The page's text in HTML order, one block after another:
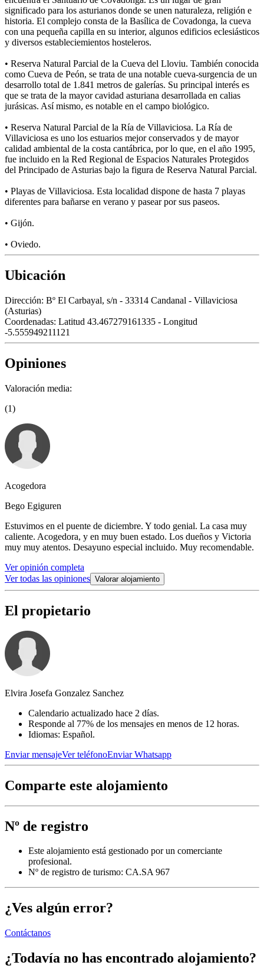
significado para los asturianos donde se unen naturaleza, religión e
historia. El complejo consta de la Basílica de Covadonga, la cueva
con una pequeña capilla en su interior, algunos edificios eclesiásticos
y diversos estableciemientos hosteleros.
• Reserva Natural Parcial de la Cueva del Lloviu. También conocida
como Cueva de Peón, se trata de una notable cueva-surgencia de un
desarrollo total de 1.841 metros de galerías. Su principal interés es
que se trata de la mayor cavidad asturiana desarrollada en calias
jurásicas. Así mismo, es notable en el campo biológico.
• Reserva Natural Parcial de la Ría de Villaviciosa. La Ría de
Villaviciosa es uno los estuarios mejor conservados y de mayor
calidad ambiental de la costa cantábrica, por lo que, en el año 1995,
fue incluido en la Red Regional de Espacios Naturales Protegidos
del Principado de Asturias bajo la figura de Reserva Natural Parcial.
• Playas de Villaviciosa. Esta localidad dispone de hasta 7 playas
diferentes para bañarse en verano y pasear por sus paseos.
• Gijón.
• Oviedo.
Ubicación
Dirección: Bº El Carbayal, s/n - 33314 Candanal - Villaviciosa
(Asturias)
Coordenadas: Latitud 43.467279161335 - Longitud
-5.555949211121
Opiniones
Valoración media:
(1)
Acogedora
Bego Egiguren
Estuvimos en el puente de diciembre. Y todo genial. La casa muy
caliente. Acogedora, y en muy buen estado. Los dueños y Victoria
muy muy atentos. Desayuno especial incluido. Muy recomendable.
Ver opinión completa
Ver todas las opiniones Valorar alojamiento
El propietario
Elvira Josefa Gonzalez Sanchez
Calendario actualizado hace 2 días.
Responde al 77% de los mensajes en menos de 12 horas.
Idiomas: Español.
Enviar mensajeVer teléfonoEnviar Whatsapp
Comparte este alojamiento
Nº de registro
Este alojamiento está gestionado por un comerciante
profesional.
Nº de registro de turismo: CA.SA 967
¿Ves algún error?
Contáctanos
¿Todavía no has encontrado alojamiento?